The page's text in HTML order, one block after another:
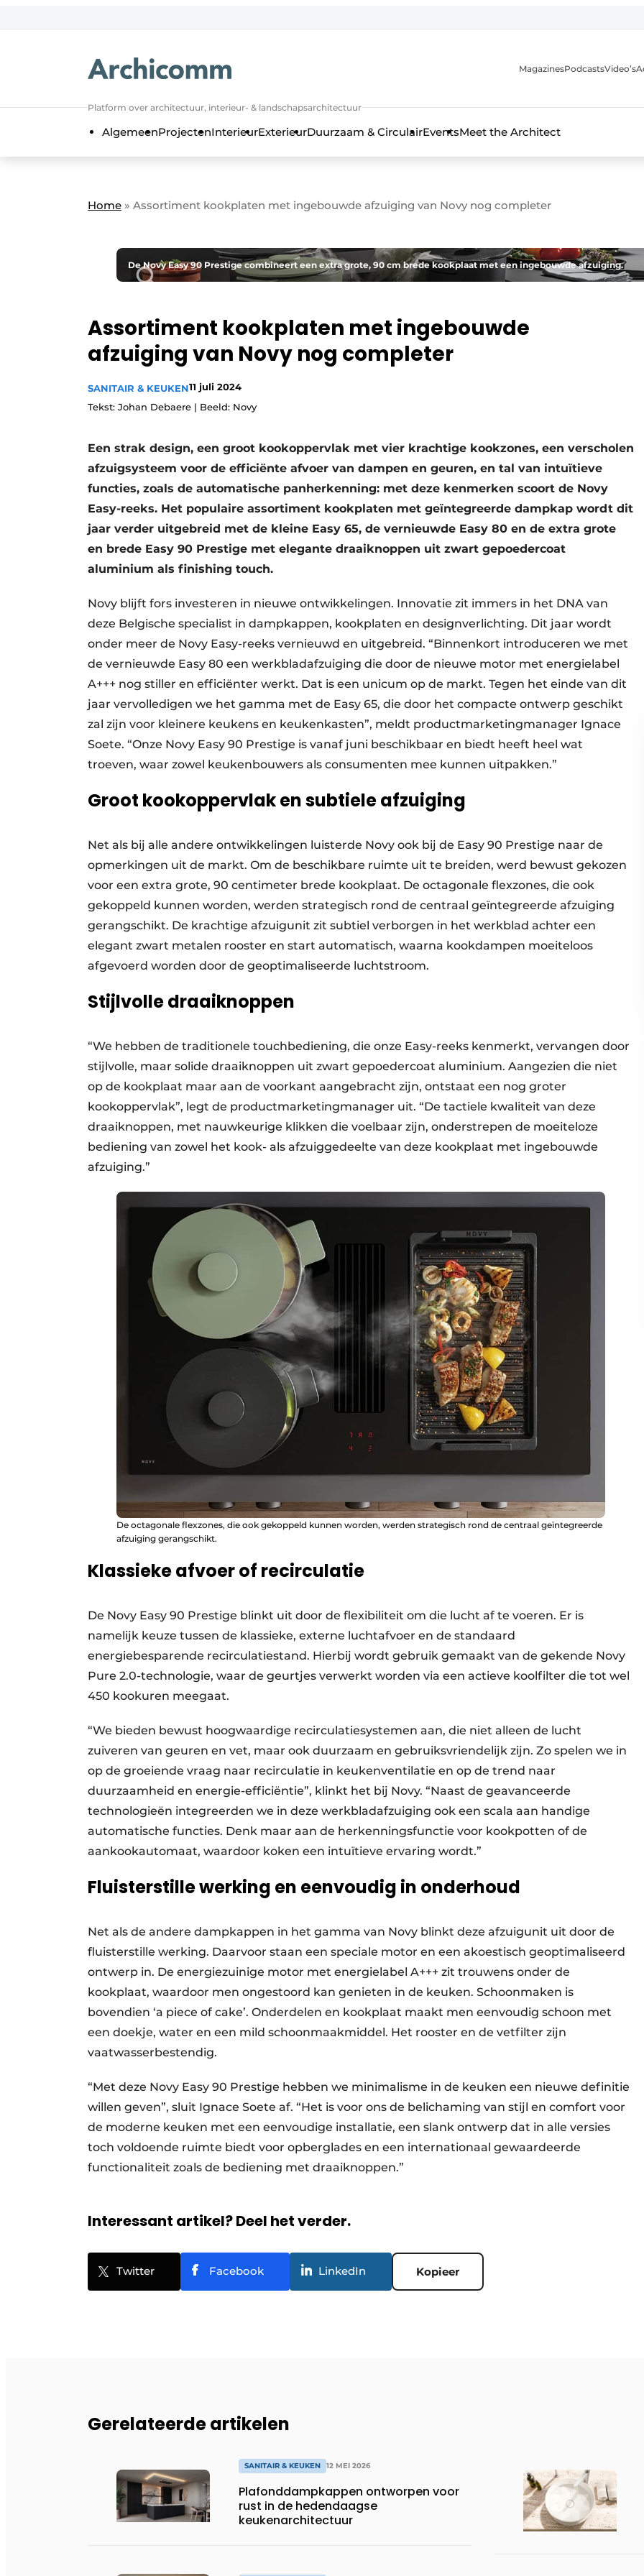
Platform over architectuur, interieur- & landschapsarchitectuur
MagazinesPodcastsVideo’s
AlgemeenProjectenInterieurExterieurDuurzaam & CirculairEventsMeet the Architect
Home » Assortiment kookplaten met ingebouwde afzuiging van Novy nog completer
De Novy Easy 90 Prestige combineert een extra grote, 90 cm brede kookplaat met een ingebouwde afzuiging.
Assortiment kookplaten met ingebouwde
afzuiging van Novy nog completer
SANITAIR & KEUKEN11 juli 2024
Tekst: Johan Debaere | Beeld: Novy
Een strak design, een groot kookoppervlak met vier krachtige kookzones, een verscholen
afzuigsysteem voor de efficiënte afvoer van dampen en geuren, en tal van intuïtieve
functies, zoals de automatische panherkenning: met deze kenmerken scoort de Novy
Easy-reeks. Het populaire assortiment kookplaten met geïntegreerde dampkap wordt dit
jaar verder uitgebreid met de kleine Easy 65, de vernieuwde Easy 80 en de extra grote
en brede Easy 90 Prestige met elegante draaiknoppen uit zwart gepoedercoat
aluminium als finishing touch.
Novy blijft fors investeren in nieuwe ontwikkelingen. Innovatie zit immers in het DNA van
deze Belgische specialist in dampkappen, kookplaten en designverlichting. Dit jaar wordt
onder meer de Novy Easy-reeks vernieuwd en uitgebreid. “Binnenkort introduceren we met
de vernieuwde Easy 80 een werkbladafzuiging die door de nieuwe motor met energielabel
A+++ nog stiller en efficiënter werkt. Dat is een unicum op de markt. Tegen het einde van dit
jaar vervolledigen we het gamma met de Easy 65, die door het compacte ontwerp geschikt
zal zijn voor kleinere keukens en keukenkasten”, meldt productmarketingmanager Ignace
Soete. “Onze Novy Easy 90 Prestige is vanaf juni beschikbaar en biedt heeft heel wat
troeven, waar zowel keukenbouwers als consumenten mee kunnen uitpakken.”
Groot kookoppervlak en subtiele afzuiging
Net als bij alle andere ontwikkelingen luisterde Novy ook bij de Easy 90 Prestige naar de
opmerkingen uit de markt. Om de beschikbare ruimte uit te breiden, werd bewust gekozen
voor een extra grote, 90 centimeter brede kookplaat. De octagonale flexzones, die ook
gekoppeld kunnen worden, werden strategisch rond de centraal geïntegreerde afzuiging
gerangschikt. De krachtige afzuigunit zit subtiel verborgen in het werkblad achter een
elegant zwart metalen rooster en start automatisch, waarna kookdampen moeiteloos
afgevoerd worden door de geoptimaliseerde luchtstroom.
Stijlvolle draaiknoppen
“We hebben de traditionele touchbediening, die onze Easy-reeks kenmerkt, vervangen door
stijlvolle, maar solide draaiknoppen uit zwart gepoedercoat aluminium. Aangezien die niet
op de kookplaat maar aan de voorkant aangebracht zijn, ontstaat een nog groter
kookoppervlak”, legt de productmarketingmanager uit. “De tactiele kwaliteit van deze
draaiknoppen, met nauwkeurige klikken die voelbaar zijn, onderstrepen de moeiteloze
bediening van zowel het kook- als afzuiggedeelte van deze kookplaat met ingebouwde
afzuiging.”
De octagonale flexzones, die ook gekoppeld kunnen worden, werden strategisch rond de centraal geïntegreerde
afzuiging gerangschikt.
Klassieke afvoer of recirculatie
De Novy Easy 90 Prestige blinkt uit door de flexibiliteit om die lucht af te voeren. Er is
namelijk keuze tussen de klassieke, externe luchtafvoer en de standaard
energiebesparende recirculatiestand. Hierbij wordt gebruik gemaakt van de gekende Novy
Pure 2.0-technologie, waar de geurtjes verwerkt worden via een actieve koolfilter die tot wel
450 kookuren meegaat.
“We bieden bewust hoogwaardige recirculatiesystemen aan, die niet alleen de lucht
zuiveren van geuren en vet, maar ook duurzaam en gebruiksvriendelijk zijn. Zo spelen we in
op de groeiende vraag naar recirculatie in keukenventilatie en op de trend naar
duurzaamheid en energie-efficiëntie”, klinkt het bij Novy. “Naast de geavanceerde
technologieën integreerden we in deze werkbladafzuiging ook een scala aan handige
automatische functies. Denk maar aan de herkenningsfunctie voor kookpotten of de
aankookautomaat, waardoor koken een intuïtieve ervaring wordt.”
Fluisterstille werking en eenvoudig in onderhoud
Net als de andere dampkappen in het gamma van Novy blinkt deze afzuigunit uit door de
fluisterstille werking. Daarvoor staan een speciale motor en een akoestisch geoptimaliseerd
ontwerp in. De energiezuinige motor met energielabel A+++ zit trouwens onder de
kookplaat, waardoor men ongestoord kan genieten in de keuken. Schoonmaken is
bovendien ‘a piece of cake’. Onderdelen en kookplaat maakt men eenvoudig schoon met
een doekje, water en een mild schoonmaakmiddel. Het rooster en de vetfilter zijn
vaatwasserbestendig.
“Met deze Novy Easy 90 Prestige hebben we minimalisme in de keuken een nieuwe definitie
willen geven”, sluit Ignace Soete af. “Het is voor ons de belichaming van stijl en comfort voor
de moderne keuken met een eenvoudige installatie, een slank ontwerp dat in alle versies
toch voldoende ruimte biedt voor opberglades en een internationaal gewaardeerde
functionaliteit zoals de bediening met draaiknoppen.”
Interessant artikel? Deel het verder.
Twitter Facebook LinkedIn Kopieer
Gerelateerde artikelen
SANITAIR & KEUKEN 12 MEI 2026
Plafonddampkappen ontworpen voor
rust in de hedendaagse
keukenarchitectuur